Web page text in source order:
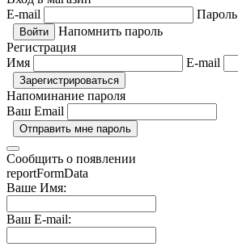
E-mail
Пароль
Напомнить пароль
Регистрация
Имя
E-mail
Напоминание пароля
Ваш Email
Сообщить о появлении
reportFormData
Ваше Имя:
Ваш E-mail: